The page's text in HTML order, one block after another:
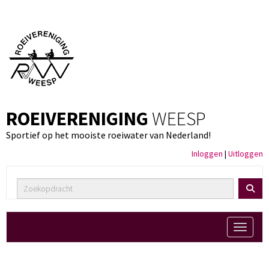
ROEIVERENIGING WEESP
Sportief op het mooiste roeiwater van Nederland!
Inloggen | Uitloggen
Toggle